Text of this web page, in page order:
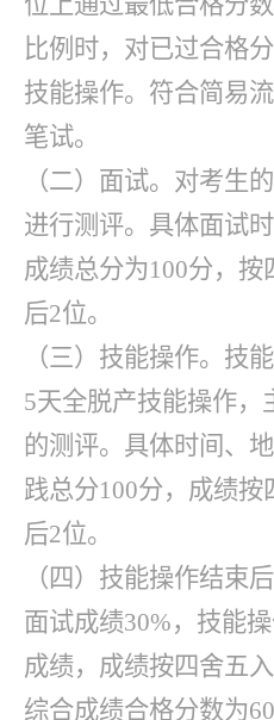
比例时，对已过合格
技能操作。符合简易
笔试。
（二）面试。对考生
进行测评。具体面试
成绩总分为100分，按
后2位。
（三）技能操作。技
5天全脱产技能操作，
的测评。具体时间、
践总分100分，成绩
后2位。
（四）技能操作结束
面试成绩30%，技能
成绩，成绩按四舍五
综合成绩合格分数为